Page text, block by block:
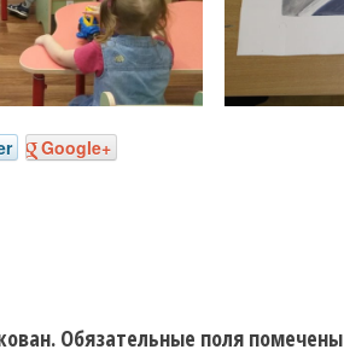
Google+
Обязательные поля помечены